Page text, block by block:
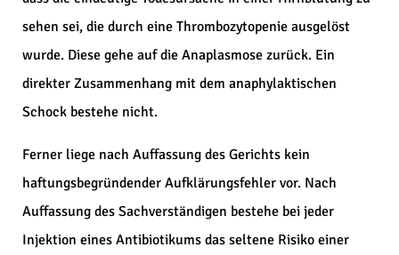
sehen sei, die durch eine Thrombozytopenie ausgelöst
wurde. Diese gehe auf die Anaplasmose zurück. Ein
direkter Zusammenhang mit dem anaphylaktischen
Schock bestehe nicht.
Ferner liege nach Auffassung des Gerichts kein
haftungsbegründender Aufklärungsfehler vor. Nach
Auffassung des Sachverständigen bestehe bei jeder
Injektion eines Antibiotikums das seltene Risiko einer